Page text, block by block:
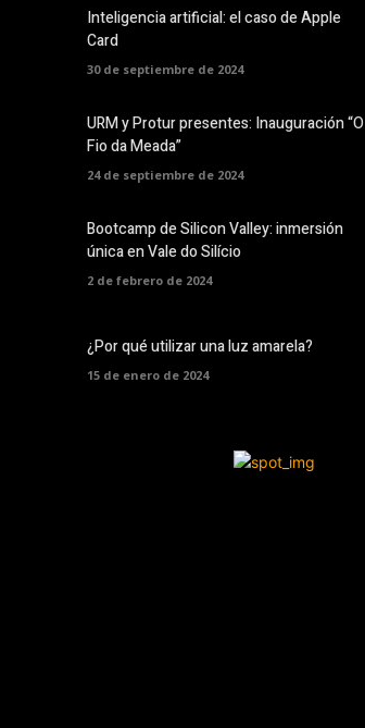
Inteligencia artificial: el caso de Apple
Card
30 de septiembre de 2024
URM y Protur presentes: Inauguración “O
Fio da Meada”
24 de septiembre de 2024
Bootcamp de Silicon Valley: inmersión
única en Vale do Silício
2 de febrero de 2024
¿Por qué utilizar una luz amarela?
15 de enero de 2024